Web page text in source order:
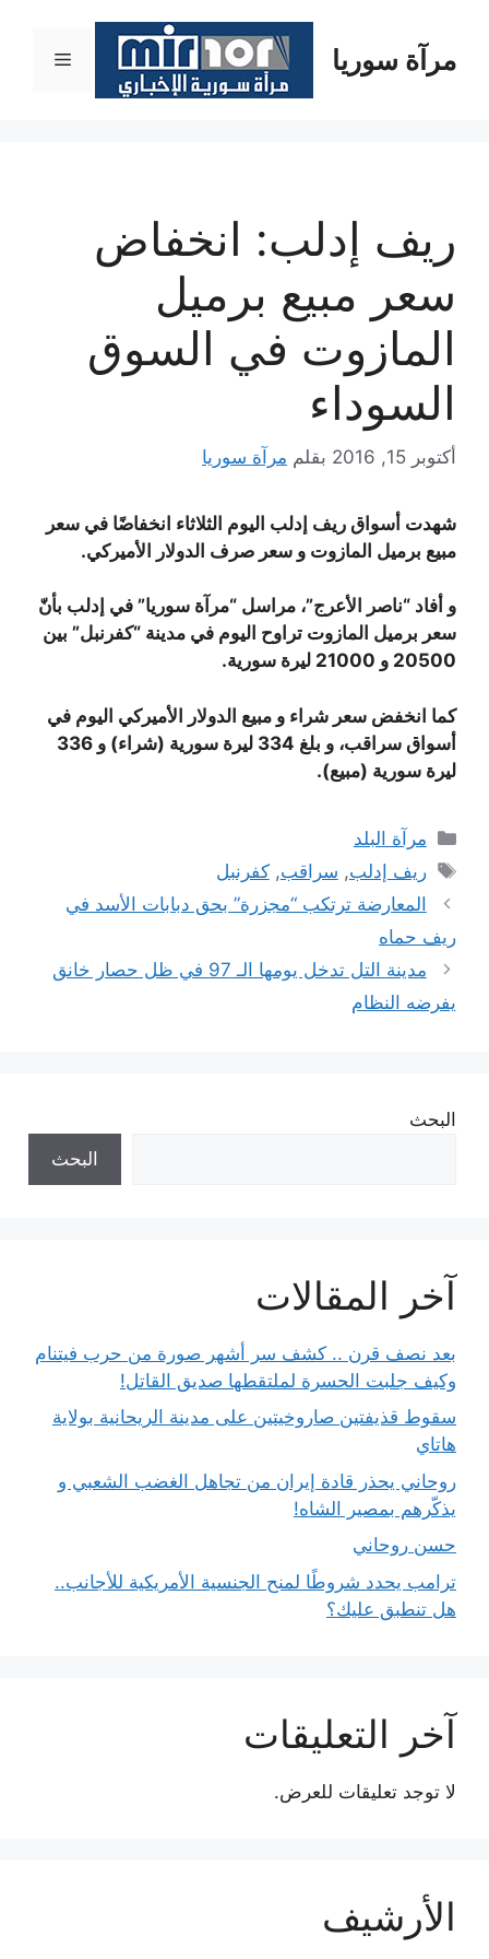
المحتوىمرآة سوريا القائمة
ريف إدلب: انخفاض
سعر مبيع برميل
المازوت في السوق
السوداء
أكتوبر 15, 2016 بقلم مرآة سوريا
شهدت أسواق ريف إدلب اليوم الثلاثاء انخفاضًا في سعر
مبيع برميل المازوت و سعر صرف الدولار الأميركي.
و أفاد “ناصر الأعرج”، مراسل “مرآة سوريا” في إدلب بأنّ
سعر برميل المازوت تراوح اليوم في مدينة “كفرنبل” بين
20500 و 21000 ليرة سورية.
كما انخفض سعر شراء و مبيع الدولار الأميركي اليوم في
أسواق سراقب، و بلغ 334 ليرة سورية (شراء) و 336
ليرة سورية (مبيع).
التصنيفات
مرآة البلد
الوسوم
ريف إدلب, سراقب,كفرنبل
المعارضة ترتكب “مجزرة” بحق دبابات الأسد في
ريف حماه
مدينة التل تدخل يومها الـ 97 في ظل حصار خانق
يفرضه النظام
البحث
البحث
آخر المقالات
بعد نصف قرن .. كشف سر أشهر صورة من حرب فيتنام
وكيف جلبت الحسرة لملتقطها صديق القاتل!
سقوط قذيفتين صاروخيتين على مدينة الريحانية بولاية
هاتاي
روحاني يحذر قادة إيران من تجاهل الغضب الشعبي و
يذكّرهم بمصير الشاه!
حسن روحاني
ترامب يحدد شروطًا لمنح الجنسية الأمريكية للأجانب..
هل تنطبق عليك؟
آخر التعليقات
لا توجد تعليقات للعرض.
الأرشيف